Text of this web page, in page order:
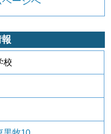
校